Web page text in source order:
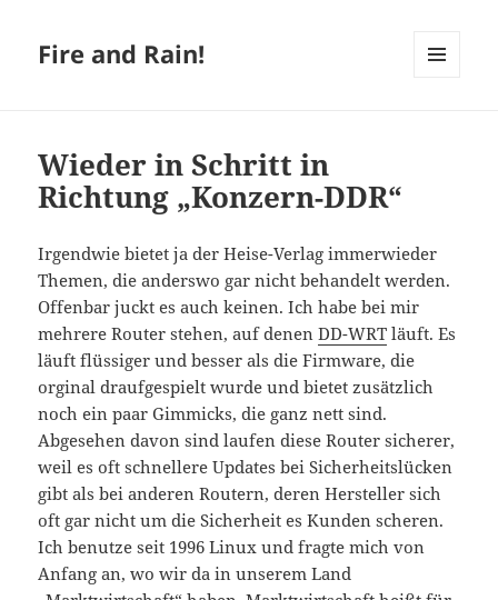
Fire and Rain!
Wieder in Schritt in
Richtung „Konzern-DDR“
Irgendwie bietet ja der Heise-Verlag immerwieder
Themen, die anderswo gar nicht behandelt werden.
Offenbar juckt es auch keinen. Ich habe bei mir
mehrere Router stehen, auf denenDD-WRT läuft. Es
läuft flüssiger und besser als die Firmware, die
orginal draufgespielt wurde und bietet zusätzlich
noch ein paar Gimmicks, die ganz nett sind.
Abgesehen davon sind laufen diese Router sicherer,
weil es oft schnellere Updates bei Sicherheitslücken
gibt als bei anderen Routern, deren Hersteller sich
oft gar nicht um die Sicherheit es Kunden scheren.
Ich benutze seit 1996 Linux und fragte mich von
Anfang an, wo wir da in unserem Land